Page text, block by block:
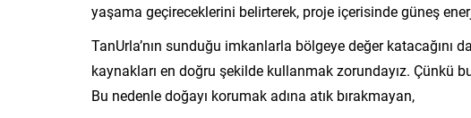
yaşama geçireceklerini belirterek, proje içerisinde güneş
TanUrla’nın sunduğu imkanlarla bölgeye değer katacağını
kaynakları en doğru şekilde kullanmak zorundayız. Çünkü
Bu nedenle doğayı korumak adına atık bırakmayan,